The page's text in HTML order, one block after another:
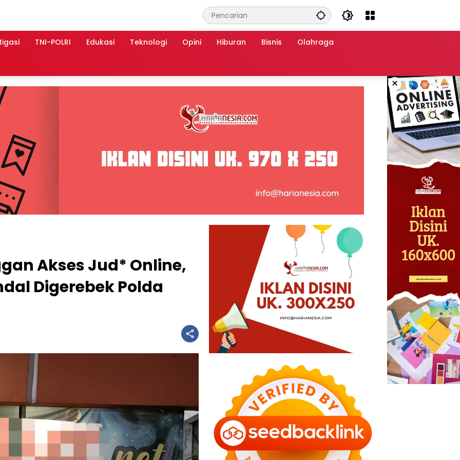
TNI-POLRI Edukasi Teknologi Opini Hiburan Bisnis Olahraga
×
Akses Jud* Online,
Digerebek Polda